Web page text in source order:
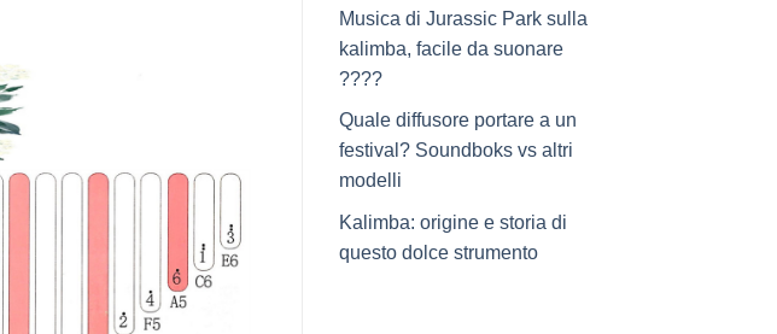
Musica di Jurassic Park sulla
kalimba, facile da suonare
????
Quale diffusore portare a un
festival? Soundboks vs altri
modelli
Kalimba: origine e storia di
questo dolce strumento